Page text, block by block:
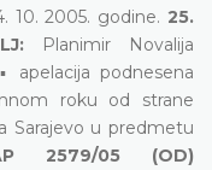
10. 2005. godine. 25.
Planimir Novalija
▪ apelacija podnesena
roku od strane
Sarajevo u predmetu
2579/05 (OD)